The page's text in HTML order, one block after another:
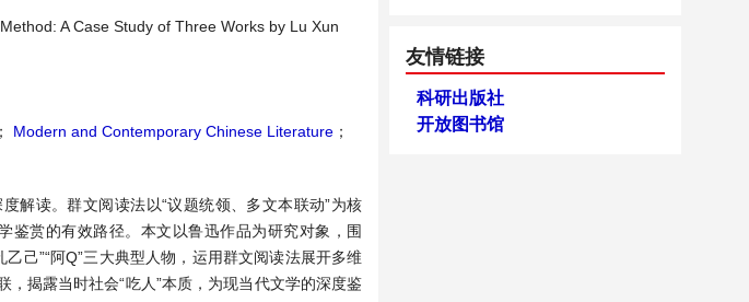
A Case Study of Three Works by Lu Xun
； Modern and Contemporary Chinese Literature ；
解读。群文阅读法以“议题统领、多文本联动”为核
鉴赏的有效路径。本文以鲁迅作品为研究对象，围
己”“阿Q”三大典型人物，运用群文阅读法展开多维
揭露当时社会“吃人”本质，为现当代文学的深度鉴
友情链接
科研出版社
开放图书馆